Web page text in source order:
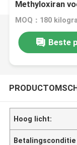
Methyloxiran
Beste
Hoog licht:
Betalingsconditie